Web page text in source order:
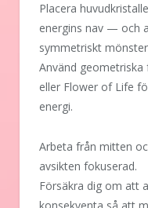
Placera
energins nav — och
symmetriskt
Använd
eller Flower of Life
energi.
Arbeta från mitten
avsikten fokuserad.
Försäkra dig om att